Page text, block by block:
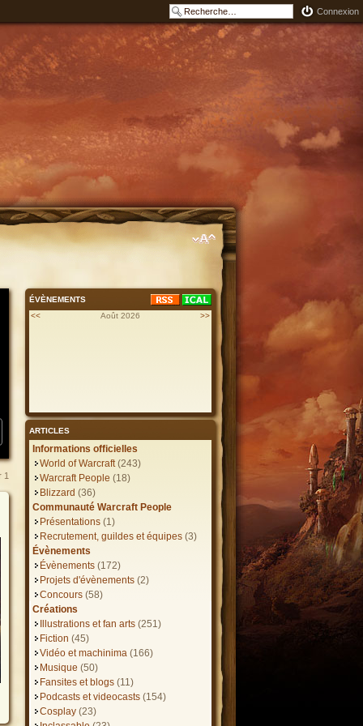
Connexion
1
ÉVÈNEMENTS
<<
>>
Août 2026
ARTICLES
Informations officielles
World of Warcraft(243)
Warcraft People (18)
Blizzard (36)
Communauté Warcraft People
Présentations(1)
Recrutement, guildes et équipes(3)
Évènements
Évènements(172)
Projets d'évènements(2)
Concours(58)
Créations
Illustrations et fan arts(251)
Fiction (45)
Vidéo et machinima(166)
Musique (50)
Fansites et blogs(11)
Podcasts et videocasts(154)
Cosplay(23)